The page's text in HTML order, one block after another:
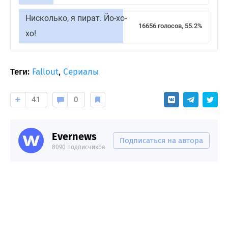
Нисколько, я пират. Йо-хо-
хо!
16656 голосов, 55.2%
Теги: Fallout, Сериалы
41 0
Evernews
8090 подписчиков
Подписаться на автора